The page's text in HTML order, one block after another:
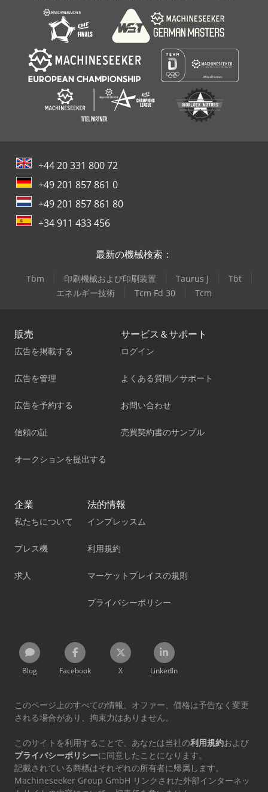
+44 20 331 800 72
+49 201 857 861 0
+49 201 857 861 80
+34 911 433 456
最新の機械検索：
Tbm 印刷機械および印刷装置 Taurus J
Tbt
エネルギー技術
Tcm Fd 30 Tcm
販売
広告を掲載する
広告を管理
広告を予約する
信頼の証
オークションを提出する
サービス＆サポート
ログイン
よくある質問／サポート
お問い合わせ
売買契約書のサンプル
企業
私たちについて
プレス機
求人
法的情報
インプレッスム
利用規約
マーケットプレイスの規則
プライバシーポリシー
Blog Facebook X LinkedIn
このページ上のすべての情報、オファー、価格は予告なく変更
される場合があり、拘束力はありません。
このサイトを利用することで、あなたは当社の利用規約および
プライバシーポリシーに同意したことになります。
記載されている商標はそれぞれの所有者に帰属します。
Machineseeker Group GmbH リンクされた外部インターネッ